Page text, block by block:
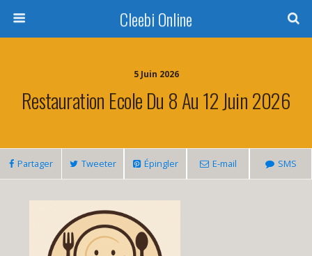
Cleebi Online
5 Juin 2026
Restauration Ecole Du 8 Au 12 Juin 2026
Partager Tweeter Épingler E-mail SMS